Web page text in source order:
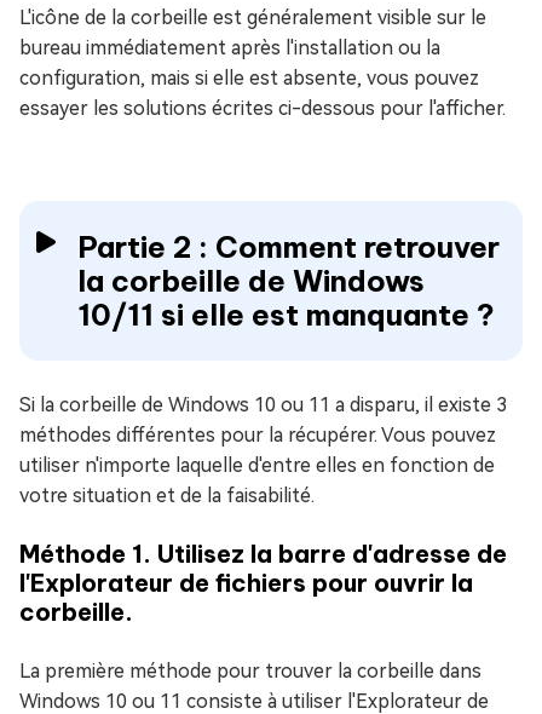
L'icône de la corbeille est généralement visible sur le
bureau immédiatement après l'installation ou la
configuration, mais si elle est absente, vous pouvez
essayer les solutions écrites ci-dessous pour l'afficher.
Partie 2 : Comment retrouver
la corbeille de Windows
10/11 si elle est manquante ?
Si la corbeille de Windows 10 ou 11 a disparu, il existe 3
méthodes différentes pour la récupérer. Vous pouvez
utiliser n'importe laquelle d'entre elles en fonction de
votre situation et de la faisabilité.
Méthode 1. Utilisez la barre d'adresse de
l'Explorateur de fichiers pour ouvrir la
corbeille.
La première méthode pour trouver la corbeille dans
Windows 10 ou 11 consiste à utiliser l'Explorateur de